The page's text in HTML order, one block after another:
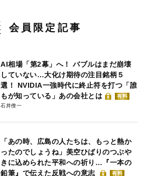
会員限定記事
AI相場「第2幕」へ！ バブルはまだ崩壊
していない…大化け期待の注目銘柄５
選！ NVIDIA一強時代に終止符を打つ「誰
もが知っている」あの会社とは
有料
石井僚一
「あの時、広島の人たちは、もっと熱か
ったのでしょうね」美空ひばりのつぶや
きに込められた平和への祈り…『一本の
鉛筆』で伝えた反戦への意志
有料